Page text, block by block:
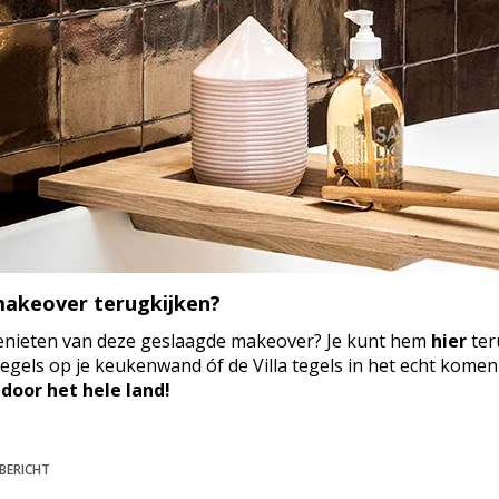
terugkijken?
van deze geslaagde makeover? Je kunt hem hier
op je keukenwand óf de Villa tegels in het echt
het hele land!